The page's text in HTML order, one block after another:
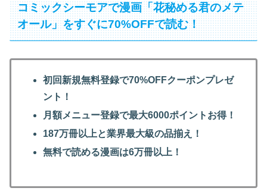
コミックシーモアで漫画「花秘める君のメテ
オール」をすぐに70%OFFで読む！
初回新規無料登録で70%OFFクーポンプレゼ
ント！
月額メニュー登録で最大6000ポイントお得！
187万冊以上と業界最大級の品揃え！
無料で読める漫画は6万冊以上！